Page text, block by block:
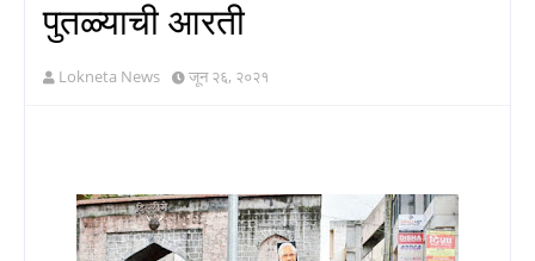
पुतळ्याची आरती
Lokneta News जून २६, २०२१